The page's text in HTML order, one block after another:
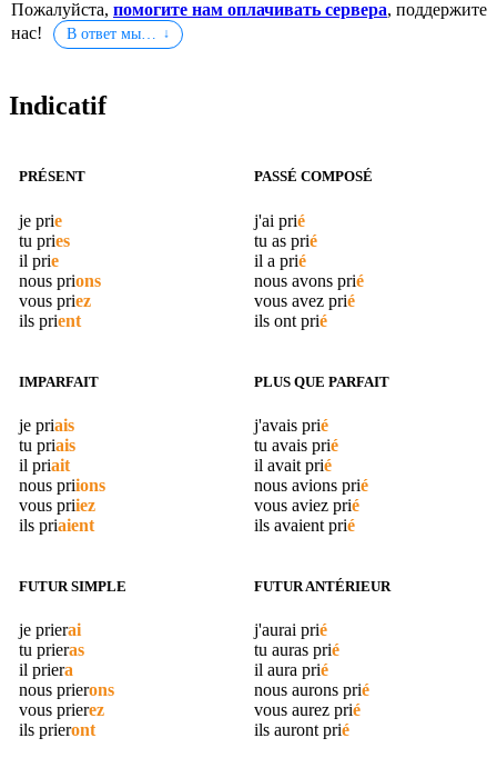
Пожалуйста, помогите нам оплачивать сервера, поддержите
нас!
В ответ мы…
Indicatif
PRÉSENT
je prie
tu pries
il prie
nous prions
vous priez
ils prient
PASSÉ COMPOSÉ
j'ai prié
tu as prié
il a prié
nous avons prié
vous avez prié
ils ont prié
IMPARFAIT
je priais
tu priais
il priait
nous priions
vous priiez
ils priaient
PLUS QUE PARFAIT
j'avais prié
tu avais prié
il avait prié
nous avions prié
vous aviez prié
ils avaient prié
FUTUR SIMPLE
je prierai
tu prieras
il priera
nous prierons
vous prierez
ils prieront
FUTUR ANTÉRIEUR
j'aurai prié
tu auras prié
il aura prié
nous aurons prié
vous aurez prié
ils auront prié